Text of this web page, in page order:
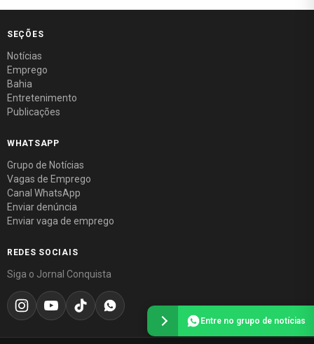
SEÇÕES
Notícias
Emprego
Bahia
Entretenimento
Publicações
WHATSAPP
Grupo de Notícias
Vagas de Emprego
Canal WhatsApp
Enviar denúncia
Enviar vaga de emprego
REDES SOCIAIS
Siga o Jornal Conquista
Entre no grupo de notícias